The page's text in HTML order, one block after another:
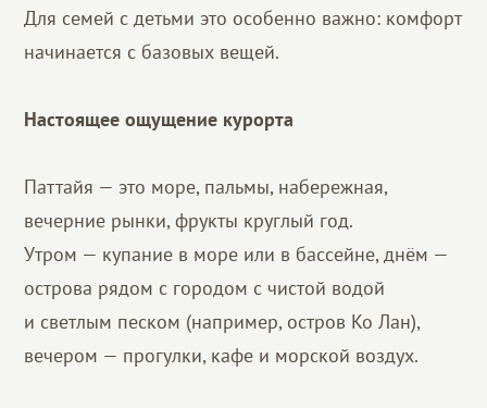
Для семей с детьми это особенно важно: комфорт
начинается с базовых вещей.
Настоящее ощущение курорта
Паттайя — это море, пальмы, набережная,
вечерние рынки, фрукты круглый год.
Утром — купание в море или в бассейне, днём —
острова рядом с городом с чистой водой
и светлым песком (например, остров Ко Лан),
вечером — прогулки, кафе и морской воздух.